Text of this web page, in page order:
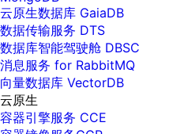
云原生数据库 GaiaDB
数据传输服务 DTS
数据库智能驾驶舱 DBSC
消息服务 for RabbitMQ
向量数据库 VectorDB
云原生
容器引擎服务 CCE